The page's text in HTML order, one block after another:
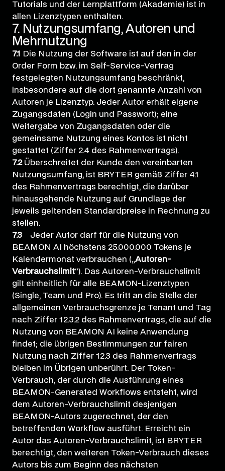
Tutorials und der Lernplattform (Akademie) ist in
allen Lizenztypen enthalten.
7. Nutzungsumfang, Autoren und
Mehrnutzung
7.1
Die Nutzung der Software ist auf den in der
Order Form bzw. im Self-Service-Vertrag
festgelegten Nutzungsumfang beschränkt,
insbesondere auf die dort genannte Anzahl von
Autoren je Lizenztyp. Jeder Autor erhält eigene
Zugangsdaten (Login und Passwort); eine
Weitergabe von Zugangsdaten oder die
gemeinsame Nutzung eines Kontos ist nicht
gestattet (Ziffer 2.4 des Rahmenvertrags).
7.2 Überschreitet der Kunde den vereinbarten
Nutzungsumfang, ist BRYTER gemäß Ziffer 4.1
des Rahmenvertrags berechtigt, die darüber
hinausgehende Nutzung auf Grundlage der
jeweils geltenden Standardpreise in Rechnung zu
stellen.
7.3 Jeder Autor darf für die Nutzung von
BEAMON AI höchstens 25.000.000 Tokens je
Kalendermonat verbrauchen („Autoren-
Verbrauchslimit“). Das Autoren-Verbrauchslimit
gilt einheitlich für alle BEAMON-Lizenztypen
(Single, Team und Pro). Es tritt an die Stelle der
allgemeinen Verbrauchsgrenze je Tenant und Tag
nach Ziffer 12.3.2 des Rahmenvertrags, die auf die
Nutzung von BEAMON AI keine Anwendung
findet; die übrigen Bestimmungen zur fairen
Nutzung nach Ziffer 12.3 des Rahmenvertrags
bleiben im Übrigen unberührt. Der Token-
Verbrauch, der durch die Ausführung eines
BEAMON-Generated Workflows entsteht, wird
dem Autoren-Verbrauchslimit desjenigen
BEAMON-Autors zugerechnet, der den
betreffenden Workflow ausführt. Erreicht ein
Autor das Autoren-Verbrauchslimit, ist BRYTER
berechtigt, den weiteren Token-Verbrauch dieses
Autors bis zum Beginn des nächsten